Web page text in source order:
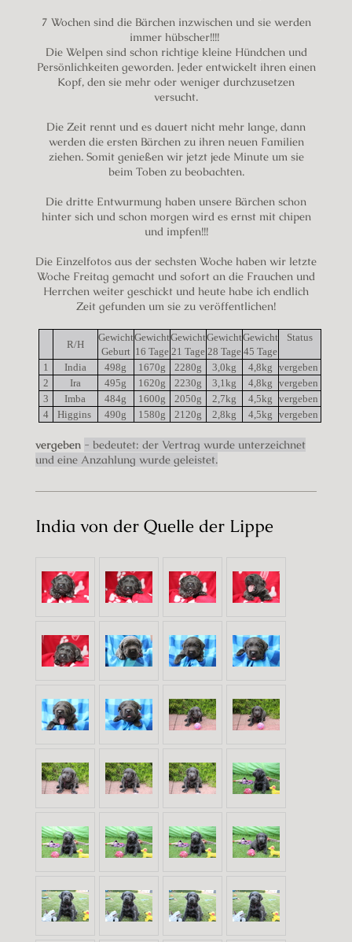
7 Wochen sind die Bärchen inzwischen und sie werden
immer hübscher!!!!
Die Welpen sind schon richtige kleine Hündchen und
Persönlichkeiten geworden. Jeder entwickelt ihren einen
Kopf, den sie mehr oder weniger durchzusetzen
versucht.
Die Zeit rennt und es dauert nicht mehr lange, dann
werden die ersten Bärchen zu ihren neuen Familien
ziehen. Somit genießen wir jetzt jede Minute um sie
beim Toben zu beobachten.​
Die dritte Entwurmung haben unsere Bärchen schon
hinter sich und schon morgen wird es ernst mit chipen
und impfen!!!
Die Einzelfotos aus der sechsten Woche haben wir letzte
Woche Freitag gemacht und sofort an die Frauchen und
Herrchen weiter geschickt und heute habe ich endlich
Zeit gefunden um sie zu veröffentlichen!
R/H
Gewicht
Geburt
Gewicht
16 Tage
Gewicht
21 Tage
Gewicht
28 Tage
Gewicht
45 Tage
Status
1 India 498g 1670g 2280g 3,0kg 4,8kg vergeben
2
Ira 495g 1620g 2230g 3,1kg 4,8kg vergeben
3
Imba 484g 1600g 2050g 2,7kg 4,5kg vergeben
4
Higgins 490g 1580g 2120g 2,8kg 4,5kg vergeben
vergeben - bedeutet: der Vertrag wurde unterzeichnet
und eine Anzahlung wurde geleistet.
India von der Quelle der Lippe